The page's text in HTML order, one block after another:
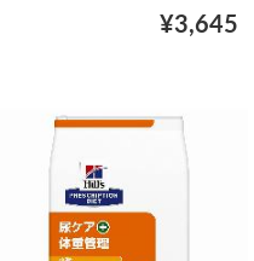
¥3,645